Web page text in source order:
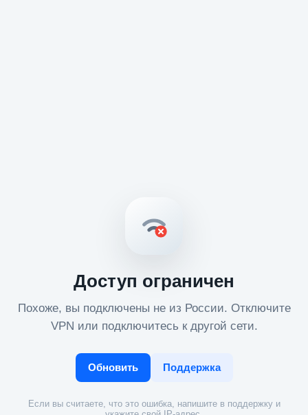
Доступ ограничен
Похоже, вы подключены не из России. Отключите
VPN или подключитесь к другой сети.
Обновить Поддержка
Если вы считаете, что это ошибка, напишите в поддержку и